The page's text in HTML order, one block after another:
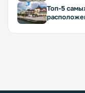
Топ-5